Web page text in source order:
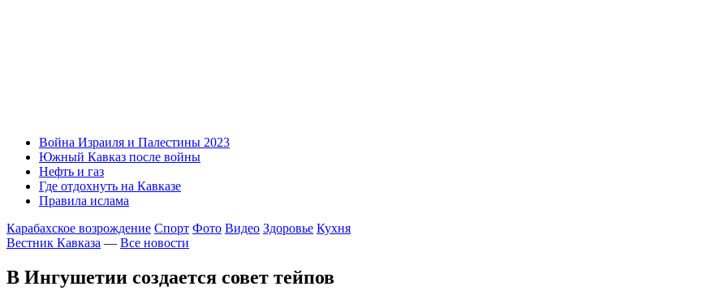
Война Израиля и Палестины 2023
Южный Кавказ после войны
Нефть и газ
Где отдохнуть на Кавказе
Правила ислама
Карабахское возрождение Спорт Фото Видео Здоровье Кухня
Вестник Кавказа — Все новости
В Ингушетии создается совет тейпов